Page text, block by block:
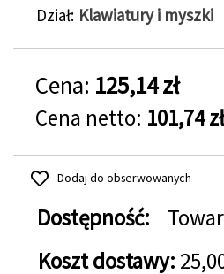
Dział Klawiatury i myszki
Cena: 125,14 zł
Cena netto: 101,74 zł
Dodaj do obserwowanych
Dostępność:
Koszt dostawy: